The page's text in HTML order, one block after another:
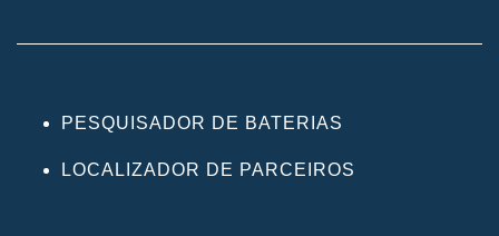
PESQUISADOR DE BATERIAS
LOCALIZADOR DE PARCEIROS